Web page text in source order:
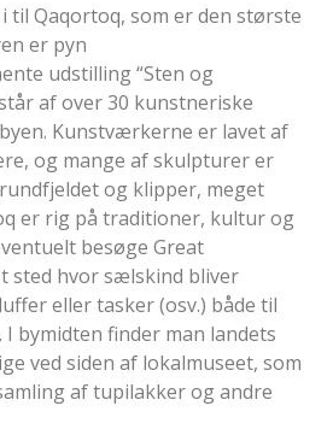
til Qaqortoq, som er den største
er pyn
udstilling “Sten og
af over 30 kunstneriske
Kunstværkerne er lavet af
og mange af skulpturer er
og klipper, meget
er rig på traditioner, kultur og
besøge Great
sted hvor sælskind bliver
eller tasker (osv.) både til
bymidten finder man landets
ved siden af lokalmuseet, som
af tupilakker og andre